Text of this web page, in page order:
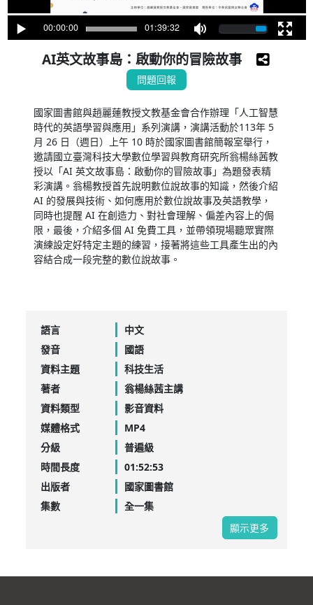
00:00:00 01:39:32
AI英文故事島：啟動你的冒險故事
問題回報
國家圖書館與趙麗蓮教授文教基金會合作辦理「人工智慧
時代的英語學習與應用」系列演講，演講活動於113年 5
月 26 日（週日）上午 10 時於國家圖書館簡報室舉行，
邀請國立臺灣科技大學數位學習與教育研究所翁楊絲茜教
授以「AI 英文故事島：啟動你的冒險故事」為題發表精
彩演講。翁楊教授首先說明數位說故事的知識，然後介紹
AI 的發展與技術、如何應用於數位說故事及英語教學，
同時也提醒 AI 在創造力、對社會理解、偏差內容上的侷
限，最後，介紹多個 AI 免費工具，並帶領現場聽眾實際
演練設定好特定主題的練習，接著將這些工具產生出的內
容結合成一段完整的數位說故事。
語言
中文
發音
國語
資料主題
科技生活
著者
翁楊絲茜主講
資料類型
影音資料
媒體格式
MP4
分級
普遍級
時間長度
01:52:53
出版者
國家圖書館
集數
全一集
顯示更多